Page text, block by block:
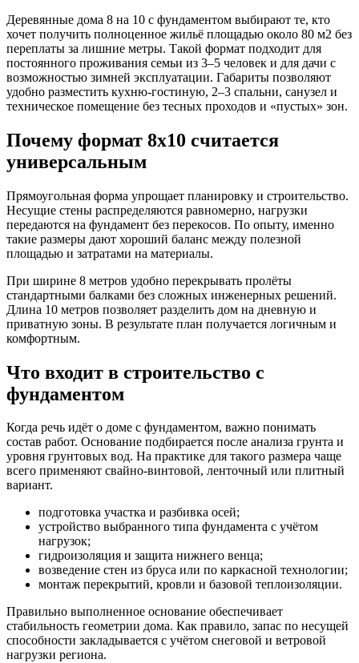
Деревянные дома 8 на 10 с фундаментом выбирают те, кто
хочет получить полноценное жильё площадью около 80 м2 без
переплаты за лишние метры. Такой формат подходит для
постоянного проживания семьи из 3–5 человек и для дачи с
возможностью зимней эксплуатации. Габариты позволяют
удобно разместить кухню-гостиную, 2–3 спальни, санузел и
техническое помещение без тесных проходов и «пустых» зон.
Почему формат 8х10 считается
универсальным
Прямоугольная форма упрощает планировку и строительство.
Несущие стены распределяются равномерно, нагрузки
передаются на фундамент без перекосов. По опыту, именно
такие размеры дают хороший баланс между полезной
площадью и затратами на материалы.
При ширине 8 метров удобно перекрывать пролёты
стандартными балками без сложных инженерных решений.
Длина 10 метров позволяет разделить дом на дневную и
приватную зоны. В результате план получается логичным и
комфортным.
Что входит в строительство с
фундаментом
Когда речь идёт о доме с фундаментом, важно понимать
состав работ. Основание подбирается после анализа грунта и
уровня грунтовых вод. На практике для такого размера чаще
всего применяют свайно-винтовой, ленточный или плитный
вариант.
подготовка участка и разбивка осей;
устройство выбранного типа фундамента с учётом
нагрузок;
гидроизоляция и защита нижнего венца;
возведение стен из бруса или по каркасной технологии;
монтаж перекрытий, кровли и базовой теплоизоляции.
Правильно выполненное основание обеспечивает
стабильность геометрии дома. Как правило, запас по несущей
способности закладывается с учётом снеговой и ветровой
нагрузки региона.